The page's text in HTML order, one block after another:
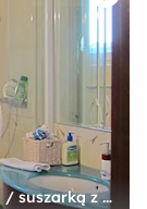
Metamorfoza mieszkania. - Mała z pralką / suszarką z punktowym oświetleniem łazienka z oknem - zdjęcie od MKdezere